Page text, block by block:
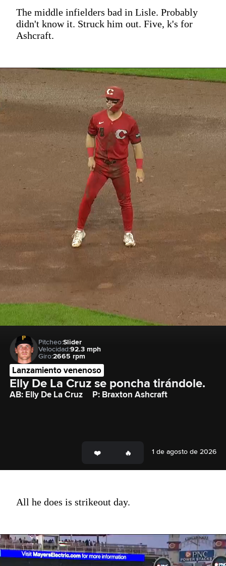
The middle infielders bad in Lisle. Probably
didn't know it. Struck him out. Five, k's for
Ashcraft.
Pitcheo:Slider
Velocidad:92.3 mph
Giro:2665 rpm
Lanzamiento venenoso
Elly De La Cruz se poncha tirándole.
AB: Elly De La Cruz P: Braxton Ashcraft
1 de agosto de 2026
All he does is strikeout day.